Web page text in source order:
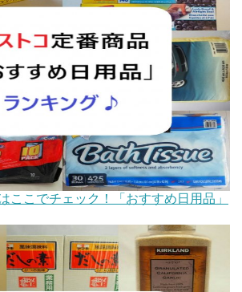
ここでチェック！「おすすめ日用品」